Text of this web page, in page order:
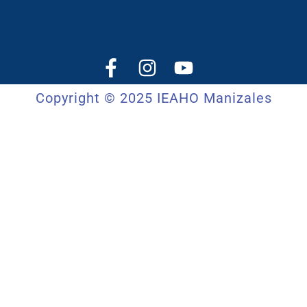
Copyright © 2025 IEAHO Manizales